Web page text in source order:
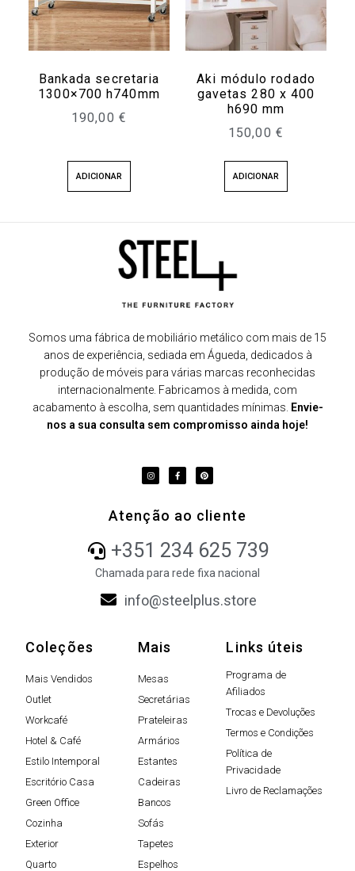
Bankada secretaria
1300×700 h740mm
190,00 €
ADICIONAR
Aki módulo rodado
gavetas 280 x 400
h690 mm
150,00 €
ADICIONAR
Somos uma fábrica de mobiliário metálico com mais de 15
anos de experiência, sediada em Águeda, dedicados à
produção de móveis para várias marcas reconhecidas
internacionalmente. Fabricamos à medida, com
acabamento à escolha, sem quantidades mínimas. Envie-
nos a sua consulta sem compromisso ainda hoje!
Atenção ao cliente
+351 234 625 739
Chamada para rede fixa nacional
info@steelplus.store
Coleções
Mais Vendidos
Outlet
Workcafé
Hotel & Café
Estilo Intemporal
Escritório Casa
Green Office
Cozinha
Exterior
Quarto
Mais
Mesas
Secretárias
Prateleiras
Armários
Estantes
Cadeiras
Bancos
Sofás
Tapetes
Espelhos
Links úteis
Programa de
Afiliados
Trocas e Devoluções
Termos e Condições
Política de
Privacidade
Livro de Reclamações